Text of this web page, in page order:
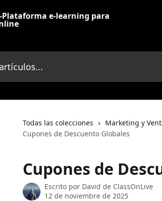
Todas las colecciones Marketing y
Cupones de Descuento Globales
Cupones de
Escrito por David de ClassOnLive
12 de noviembre de 2025